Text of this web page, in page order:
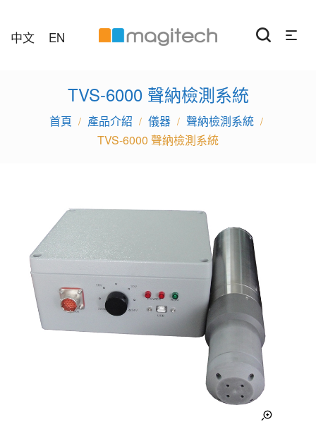
中文 EN
TVS-6000 聲納檢測系統
/ 產品介紹 / 儀器 / 聲納檢測系統 /
TVS-6000 聲納檢測系統